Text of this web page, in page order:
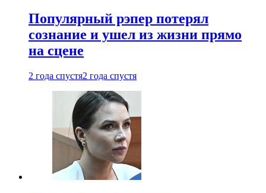
Популярный рэпер потерял
сознание и ушел из жизни прямо
на сцене
2 года спустя2 года спустя